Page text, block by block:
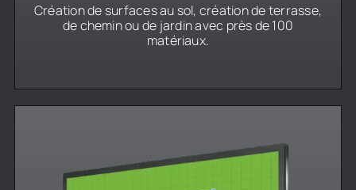
Création de surfaces au sol, création de terrasse,
de chemin ou de jardin avec près de 100
matériaux.